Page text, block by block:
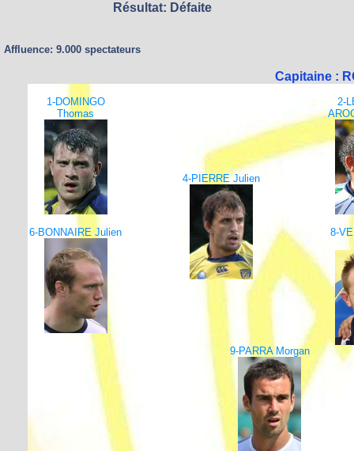
Résultat: Défaite
Affluence: 9.000 spectateurs
Capitaine :
1-DOMINGO
Thomas
2-
4-PIERRE Julien
6-BONNAIRE Julien 8-
9-PARRA Morgan